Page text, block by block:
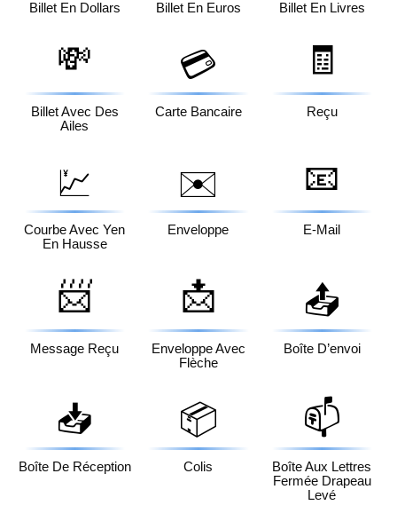
Billet En Dollars Billet En Euros Billet En Livres
💸
Billet Avec Des
Ailes
💳
Carte Bancaire
🧾
Reçu
💹
Courbe Avec Yen
En Hausse
✉️
Enveloppe
📧
E-Mail
📨
Message Reçu
📩
Enveloppe Avec
Flèche
📤
Boîte D’envoi
📥
Boîte De Réception
📦
Colis
📫
Boîte Aux Lettres
Fermée Drapeau
Levé